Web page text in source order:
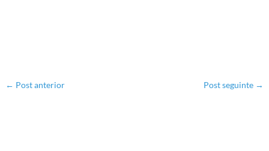
← Post anterior Post seguinte →